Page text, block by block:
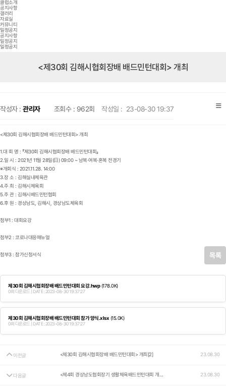
클럽소개
공지사항
갤러리
자료실
커뮤니티
일정공지
공지사항
일정공지
일정공지
<제30회 김해시협회장배 배드민턴대회> 개최
작성자 : 관리자 조회수 : 962회 작성일 : 23-08-30 19:37
<제30회 김해시협회장배 배드민턴대회> 개최
1.대 회 명 : 『제30회 김해시협회장배 배드민턴대회』
2.일 시 : 2021년 11월 28일(日) 09:00 ~ 남복·여복·혼복 전경기
※개회식 : 2021.11.28. 14:00
3.장 소 : 김해실내체육관
4.주 최 : 김해시체육회
5.주 관 : 김해시배드민턴협회
6.후 원 : 경상남도, 김해시, 경상남도체육회
첨부1 : 대회요강
첨부2 : 코로나대응매뉴얼
첨부3 : 참가신청서식 목록
제30회 김해시협회장배 배드민턴대회 요강.hwp(178.0K)
0회 다운로드 | DATE : 2023-08-30 19:37:27
제30회 김해시협회장배 배드민턴대회 참가 양식.xlsx (15.0K)
0회 다운로드 | DATE : 2023-08-30 19:37:27
이전글 <제30회 김해시협회장배 배드민턴대회> 개최[2] 23.08.30
다음글 <제4회 경상남도협회장기 생활체육배드민턴대회 개최 연기> 23.08.30